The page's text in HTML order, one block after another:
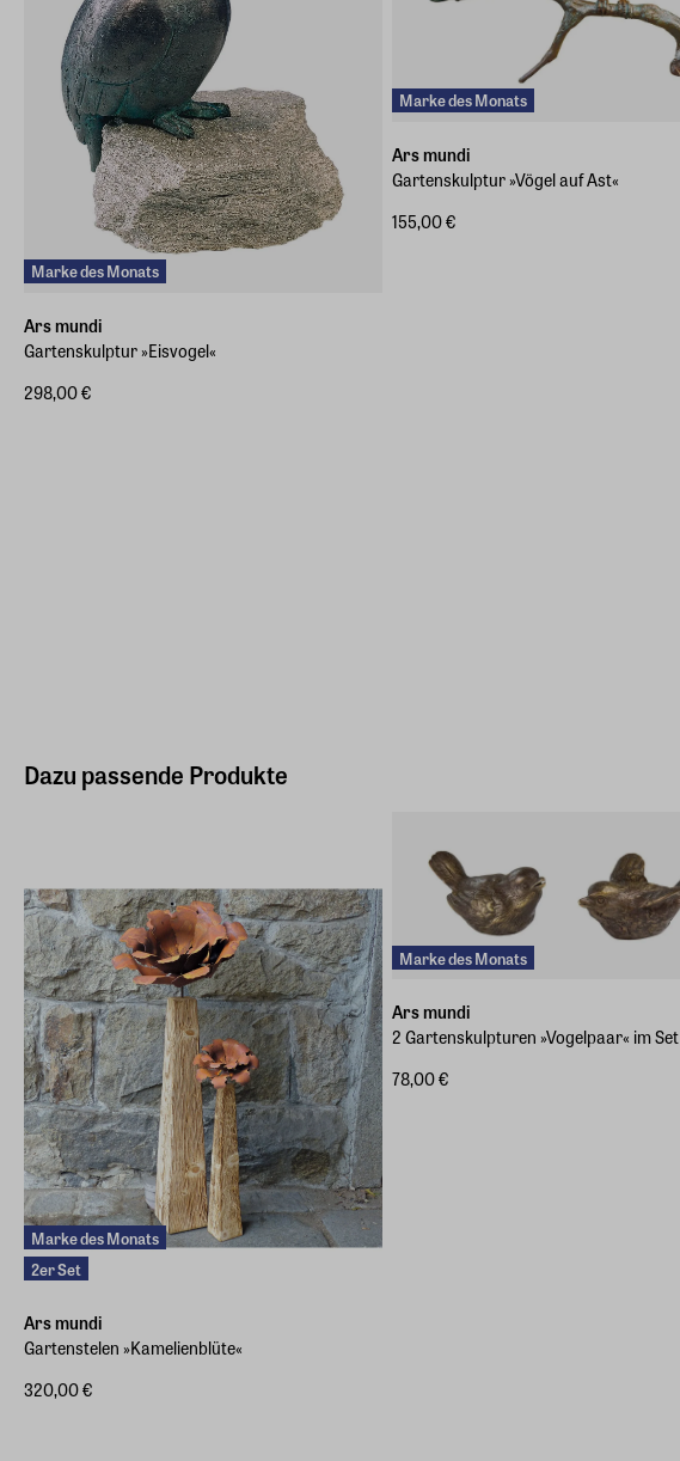
Marke des Monats
Ars mundi
Gartenskulptur »Eisvogel«
298,00 €
Marke des Monats
Ars mundi
Gartenskulptur »Vögel auf Ast«
155,00 €
Dazu passende Produkte
Marke des Monats
2er Set
Ars mundi
Gartenstelen »Kamelienblüte«
320,00 €
Marke des Monats
Ars mundi
2 Gartenskulpturen »Vogelpaar« im Set
78,00 €